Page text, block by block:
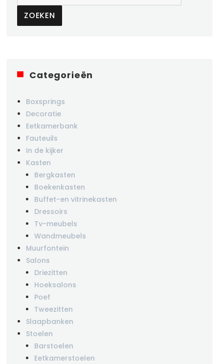
ZOEKEN
Categorieën
Boxsprings
Decoratie
Eetkamerbank
Fauteuils
In de kijker
Kasten
Bergkasten
Boekenkasten
Buffet-en vitrinekasten
Dressoirs
Tv-meubels
Wandmeubels
Muurfontein
Salons
Driezitten
Hoeksalons
Poef
Tweezitten
Slaapbanken
Stoelen
Barstoelen
Eetkamerstoelen